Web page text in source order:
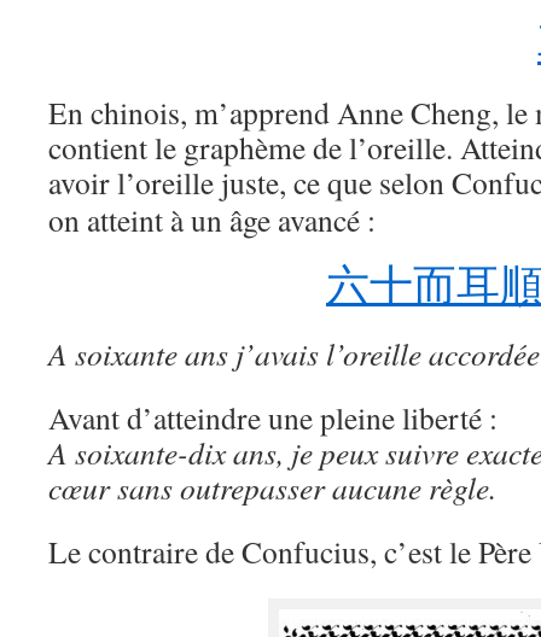
En chinois, m’apprend Anne Cheng, le
contient le graphème de l’oreille.
avoir l’oreille juste, ce que selon
on atteint à un âge avancé :
六十而耳
A soixante ans j’avais l’oreille accordée
Avant d’atteindre une pleine liberté :
A soixante-dix ans, je peux suivre
cœur sans outrepasser aucune règle.
Le contraire de Confucius, c’est le